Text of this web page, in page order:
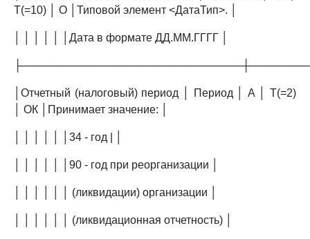
T(=10) │ О │Типовой элемент <ДатаТип>. │
│ │ │ │ │ │Дата в формате ДД.ММ.ГГГГ │
│Отчетный (налоговый) период │ Период │ А │ T(=2)
│ ОК │Принимает значение: │
│ │ │ │ │ │34 - год | │
│ │ │ │ │ │90 - год при реорганизации │
│ │ │ │ │ │ (ликвидации) организации │
│ │ │ │ │ │ (ликвидационная отчетность) │